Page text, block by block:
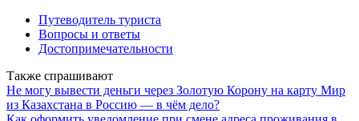
Путеводитель туриста
Вопросы и ответы
Достопримечательности
Также спрашивают
Не могу вывести деньги через Золотую Корону на карту Мир
из Казахстана в Россию — в чём дело?